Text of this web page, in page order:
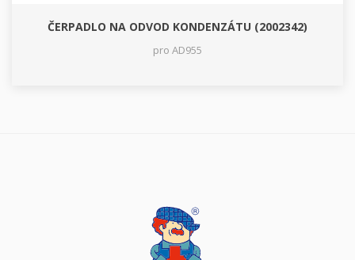
ČERPADLO NA ODVOD KONDENZÁTU (2002342)
pro AD955